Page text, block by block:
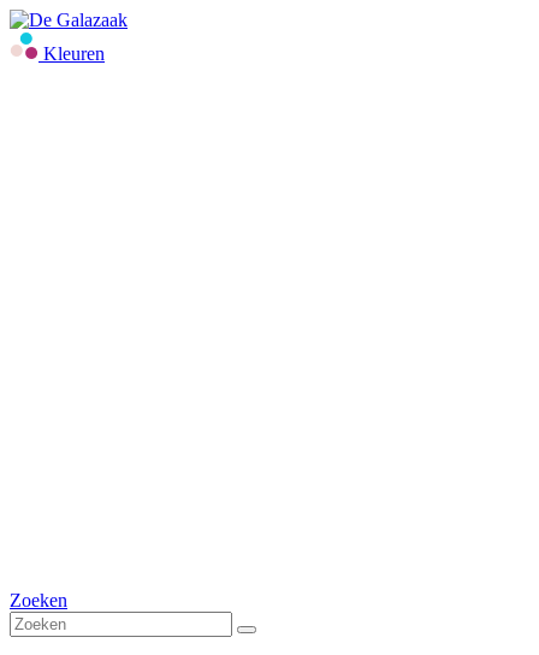
Kleuren
Zoeken